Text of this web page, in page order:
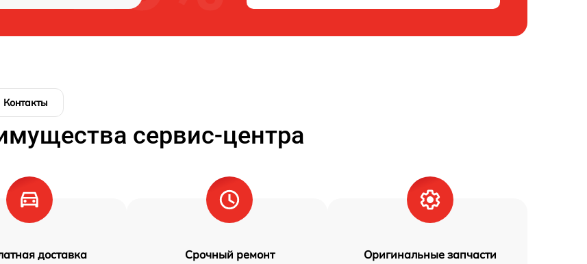
Контакты
сервис-центра
доставка Срочный ремонт Оригинальные запчасти